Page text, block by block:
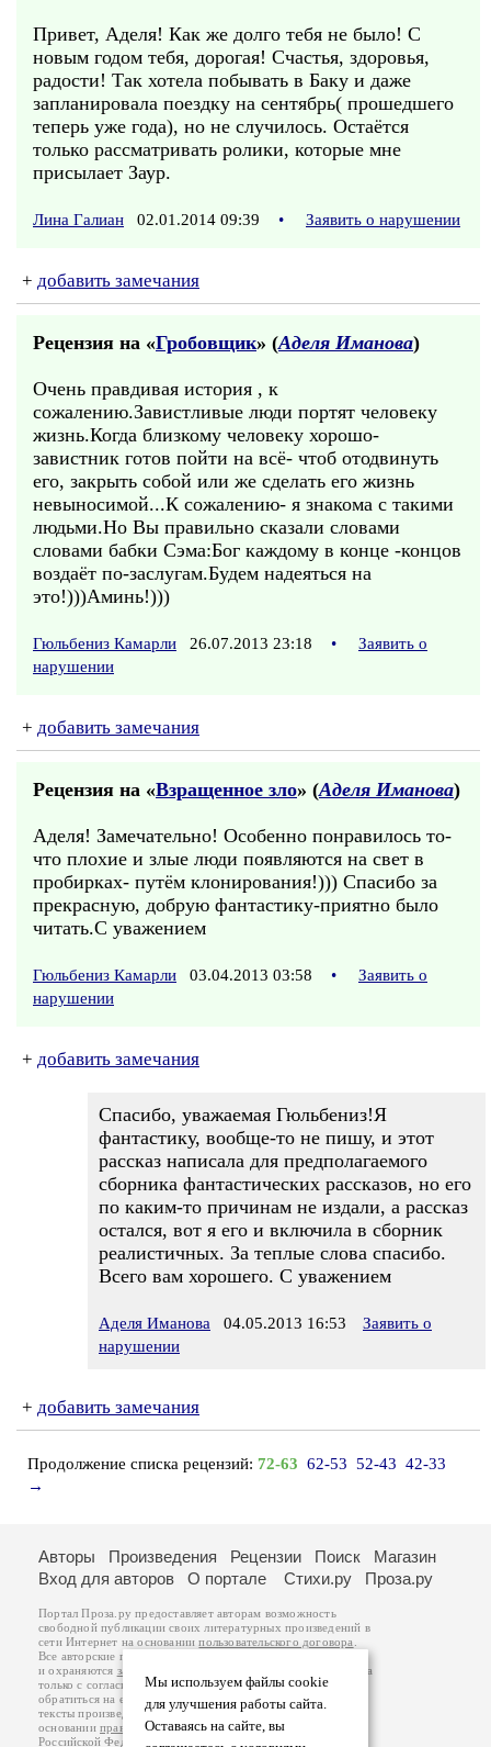
Привет, Аделя! Как же долго тебя не было! С
новым годом тебя, дорогая! Счастья, здоровья,
радости! Так хотела побывать в Баку и даже
запланировала поездку на сентябрь( прошедшего
теперь уже года), но не случилось. Остаётся
только рассматривать ролики, которые мне
присылает Заур.
Лина Галиан 02.01.2014 09:39 • Заявить о нарушении
+ добавить замечания
Рецензия на «Гробовщик» (Аделя Иманова)
Очень правдивая история , к
сожалению.Завистливые люди портят человеку
жизнь.Когда близкому человеку хорошо-
завистник готов пойти на всё- чтоб отодвинуть
его, закрыть собой или же сделать его жизнь
невыносимой...К сожалению- я знакома с такими
людьми.Но Вы правильно сказали словами
словами бабки Сэма:Бог каждому в конце -концов
воздаёт по-заслугам.Будем надеяться на
это!)))Аминь!)))
Гюльбениз Камарли 26.07.2013 23:18 •
Заявить о
нарушении
+ добавить замечания
Рецензия на «Взращенное зло» (Аделя Иманова)
Аделя! Замечательно! Особенно понравилось то-
что плохие и злые люди появляются на свет в
пробирках- путём клонирования!))) Спасибо за
прекрасную, добрую фантастику-приятно было
читать.С уважением
Гюльбениз Камарли 03.04.2013 03:58 •
Заявить о
нарушении
+ добавить замечания
Спасибо, уважаемая Гюльбениз!Я
фантастику, вообще-то не пишу, и этот
рассказ написала для предполагаемого
сборника фантастических рассказов, но его
по каким-то причинам не издали, а рассказ
остался, вот я его и включила в сборник
реалистичных. За теплые слова спасибо.
Всего вам хорошего. С уважением
Аделя Иманова 04.05.2013 16:53
Заявить о
нарушении
+ добавить замечания
Продолжение списка рецензий: 72-63 62-53 52-43 42-33
→
Мы используем файлы cookie
для улучшения работы сайта.
Оставаясь на сайте, вы
Авторы Произведения Рецензии Поиск
Магазин
Вход для авторов
О портале Стихи.ру Проза.ру
Портал Проза.ру предоставляет авторам возможность
свободной публикации своих литературных произведений в
сети Интернет на основаниипользовательского договора
Все авторские права на произведения принадлежат авторам
и охраняются законом
. Перепечатка произведений возможна
только с согласия его автора, к которому вы можете
обратиться на его авторской странице. Ответственность за
тексты произведений авторы несут самостоятельно на
основанииправил публикацииизаконодательства
Российской Федерации